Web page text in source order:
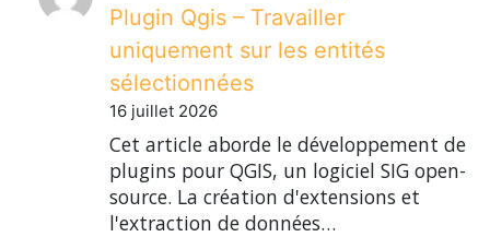
Plugin Qgis – Travailler
uniquement sur les entités
sélectionnées
16 juillet 2026
Cet article aborde le développement de
plugins pour QGIS, un logiciel SIG open-
source. La création d'extensions et
l'extraction de données…